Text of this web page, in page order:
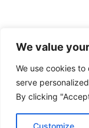
We value
We use cookies
serve
By clicking
Customize